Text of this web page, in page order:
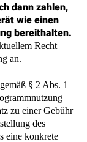
dann zahlen,
wie einen
bereithalten.
Recht
an.
§ 2 Abs. 1
zu einer Gebühr
des
eine konkrete